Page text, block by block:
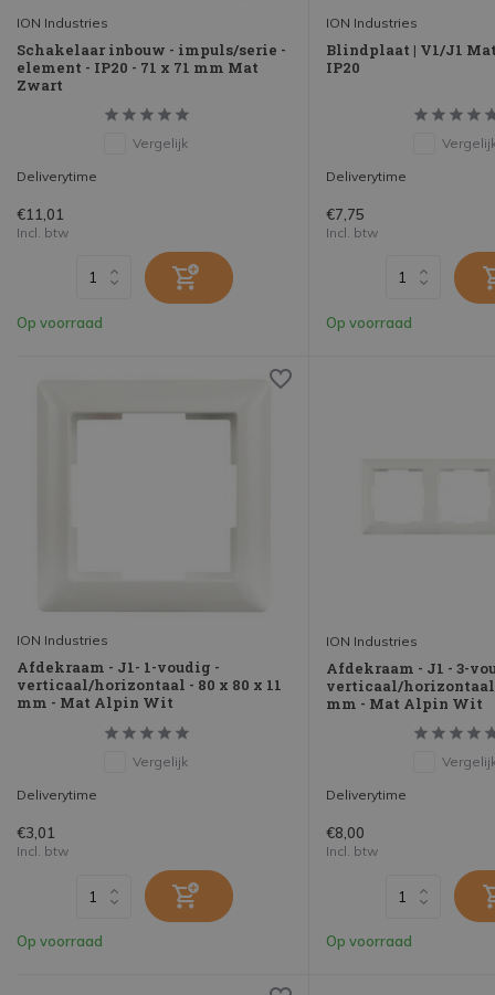
ION Industries
Schakelaar inbouw - impuls/serie -
element - IP20 - 71 x 71 mm Mat
Zwart
Vergelijk
Deliverytime
€11,01
Incl. btw
Op voorraad
ION Industries
Blindplaat | V1/J1
IP20
Deliverytime
€7,75
Incl. btw
Op voorraad
ION Industries
Afdekraam - J1- 1-voudig -
verticaal/horizontaal - 80 x 80 x 11
mm - Mat Alpin Wit
Vergelijk
Deliverytime
€3,01
Incl. btw
Op voorraad
ION Industries
Afdekraam - J1 - 3-
verticaal/horizontaal
mm - Mat Alpin Wit
Deliverytime
€8,00
Incl. btw
Op voorraad